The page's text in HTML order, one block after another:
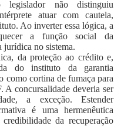
não distinguiu
atuar com cautela,
Ao inverter essa lógica, a
a função social da
jurídica no sistema.
da proteção ao crédito e,
do instituto da garantia
como cortina de fumaça para
A concursalidade deveria ser
a exceção. Estender
é uma hermenêutica
da recuperação